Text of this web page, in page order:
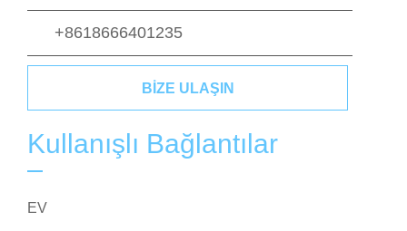
+8618666401235
BIZE ULAŞIN
Kullanışlı Bağlantılar
EV